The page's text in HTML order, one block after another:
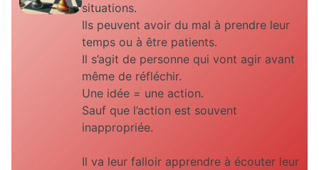
situations.
Ils peuvent avoir du mal à prendre leur
temps ou à être patients.
Il s’agit de personne qui vont agir avant
même de réfléchir.
Une idée = une action.
Sauf que l’action est souvent
inappropriée.
Il va leur falloir apprendre à écouter leur